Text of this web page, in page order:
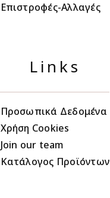
Επιστροφές-Αλλαγές
Links
Προσωπικά Δεδομένα
Χρήση Cookies
Join our team
Κατάλογος Προϊόντων